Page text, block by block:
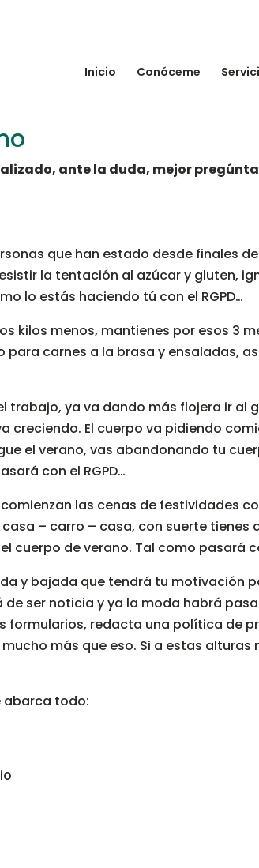
Inicio Conóceme
ante la duda, mejor
que han estado desde finales
la tentación al azúcar y gluten,
lo estás haciendo tú con el RGPD…
kilos menos, mantienes por esos 3
carnes a la brasa y ensaladas,
ya va dando más flojera ir al
creciendo. El cuerpo va pidiendo
el verano, vas abandonando tu
con el RGPD…
las cenas de festividades
– carro – casa, con suerte tienes
cuerpo de verano. Tal como pasará
y bajada que tendrá tu motivación
ser noticia y ya la moda habrá
formularios, redacta una política de
más que eso. Si a estas
abarca todo: